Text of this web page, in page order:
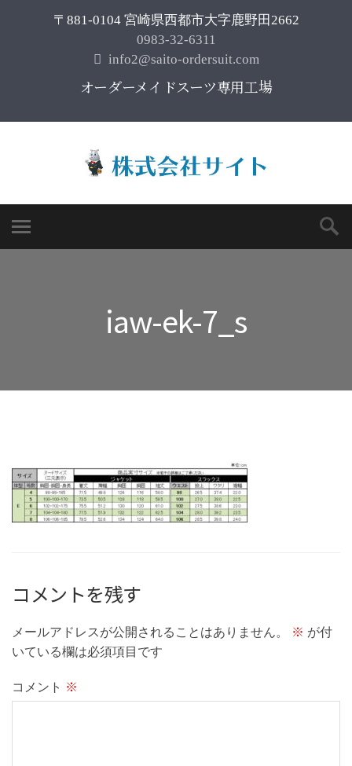
〒881-0104 宮崎県西都市大字鹿野田2662
0983-32-6311
info2@saito-ordersuit.com
オーダーメイドスーツ専用工場
iaw-ek-7_s
Google+ Email
コメントを残す
メールアドレスが公開されることはありません。 ※ が付
いている欄は必須項目です
コメント ※